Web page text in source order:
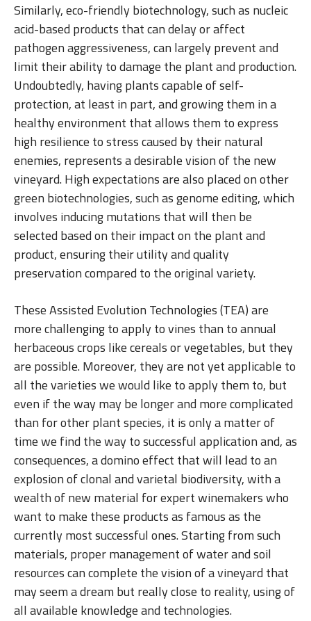
Similarly, eco-friendly biotechnology, such as nucleic
acid-based products that can delay or affect
pathogen aggressiveness, can largely prevent and
limit their ability to damage the plant and production.
Undoubtedly, having plants capable of self-
protection, at least in part, and growing them in a
healthy environment that allows them to express
high resilience to stress caused by their natural
enemies, represents a desirable vision of the new
vineyard. High expectations are also placed on other
green biotechnologies, such as genome editing, which
involves inducing mutations that will then be
selected based on their impact on the plant and
product, ensuring their utility and quality
preservation compared to the original variety.
These Assisted Evolution Technologies (TEA) are
more challenging to apply to vines than to annual
herbaceous crops like cereals or vegetables, but they
are possible. Moreover, they are not yet applicable to
all the varieties we would like to apply them to, but
even if the way may be longer and more complicated
than for other plant species, it is only a matter of
time we find the way to successful application and, as
consequences, a domino effect that will lead to an
explosion of clonal and varietal biodiversity, with a
wealth of new material for expert winemakers who
want to make these products as famous as the
currently most successful ones. Starting from such
materials, proper management of water and soil
resources can complete the vision of a vineyard that
may seem a dream but really close to reality, using of
all available knowledge and technologies.